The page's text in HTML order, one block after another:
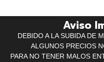
Aviso
DEBIDO A LA SUBIDA DE
ALGUNOS PRECIOS
PARA NO TENER MALOS